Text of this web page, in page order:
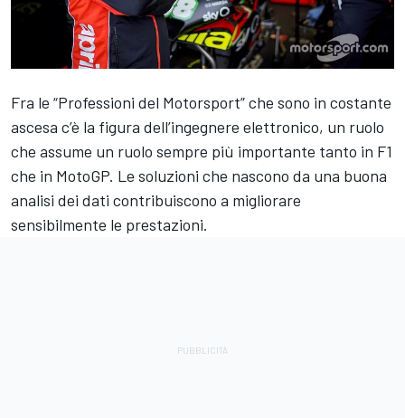
Fra le “Professioni del Motorsport” che sono in costante
ascesa c’è la figura dell’ingegnere elettronico, un ruolo
che assume un ruolo sempre più importante tanto in F1
che in MotoGP. Le soluzioni che nascono da una buona
analisi dei dati contribuiscono a migliorare
sensibilmente le prestazioni.